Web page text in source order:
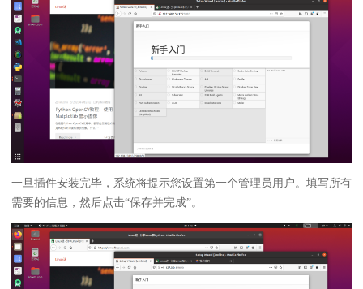
一旦插件安装完毕，系统将提示您设置第一个管理员用户。填写所有
需要的信息，然后点击“保存并完成”。